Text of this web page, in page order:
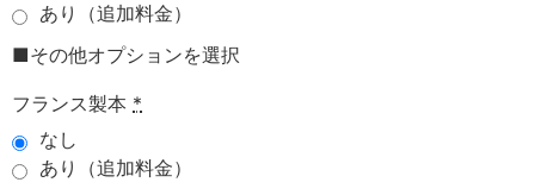
あり（追加料金）
■その他オプションを選択
フランス製本 *
なし
あり（追加料金）